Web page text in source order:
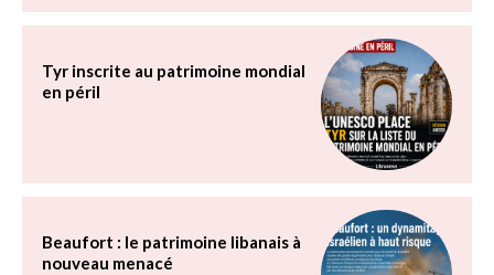
Tyr inscrite au patrimoine mondial
en péril
Beaufort : le patrimoine libanais à
nouveau menacé